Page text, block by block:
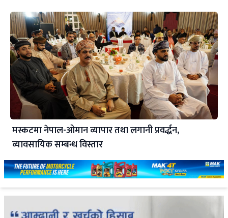
मस्कटमा नेपाल-ओमान व्यापार तथा लगानी प्रवर्द्धन,
व्यावसायिक सम्बन्ध विस्तार